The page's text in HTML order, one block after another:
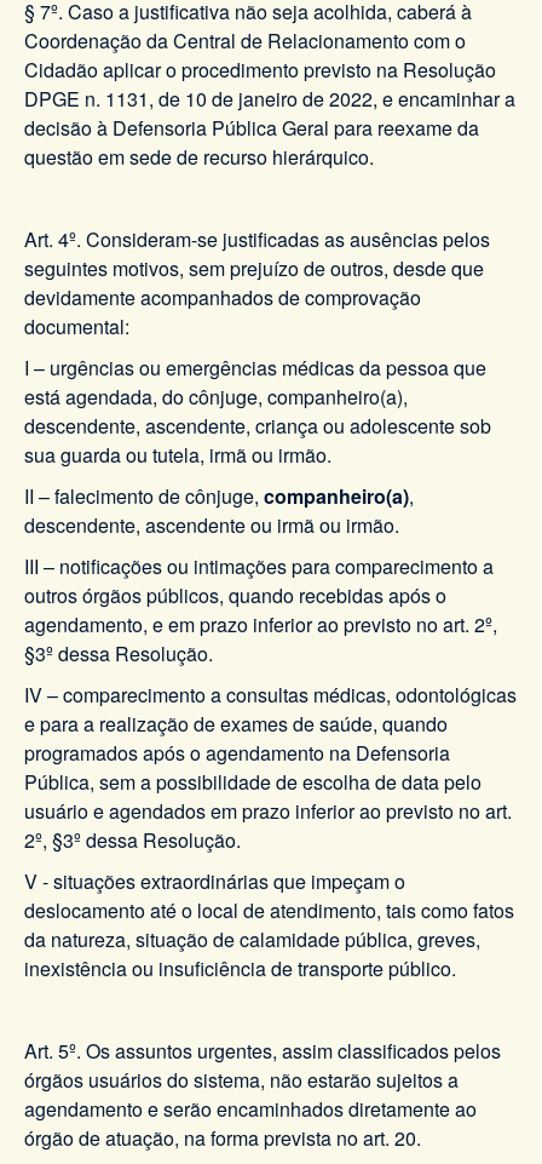
§ 7º. Caso a justificativa não seja acolhida, caberá à
Coordenação da Central de Relacionamento com o
Cidadão aplicar o procedimento previsto na Resolução
DPGE n. 1131, de 10 de janeiro de 2022, e encaminhar a
decisão à Defensoria Pública Geral para reexame da
questão em sede de recurso hierárquico.
Art. 4º. Consideram-se justificadas as ausências pelos
seguintes motivos, sem prejuízo de outros, desde que
devidamente acompanhados de comprovação
documental:
I – urgências ou emergências médicas da pessoa que
está agendada, do cônjuge, companheiro(a),
descendente, ascendente, criança ou adolescente sob
sua guarda ou tutela, irmã ou irmão.
II – falecimento de cônjuge, companheiro(a),
descendente, ascendente ou irmã ou irmão.
III – notificações ou intimações para comparecimento a
outros órgãos públicos, quando recebidas após o
agendamento, e em prazo inferior ao previsto no art. 2º,
§3º dessa Resolução.
IV – comparecimento a consultas médicas, odontológicas
e para a realização de exames de saúde, quando
programados após o agendamento na Defensoria
Pública, sem a possibilidade de escolha de data pelo
usuário e agendados em prazo inferior ao previsto no art.
2º, §3º dessa Resolução.
V - situações extraordinárias que impeçam o
deslocamento até o local de atendimento, tais como fatos
da natureza, situação de calamidade pública, greves,
inexistência ou insuficiência de transporte público.
Art. 5º. Os assuntos urgentes, assim classificados pelos
órgãos usuários do sistema, não estarão sujeitos a
agendamento e serão encaminhados diretamente ao
órgão de atuação, na forma prevista no art. 20.